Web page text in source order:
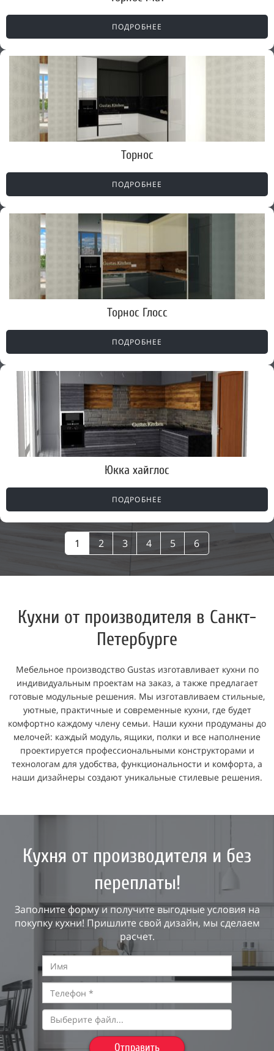
ПОДРОБНЕЕ
Торнос
ПОДРОБНЕЕ
Торнос Глосс
ПОДРОБНЕЕ
Юкка хайглос
ПОДРОБНЕЕ
1 2 3 4 5 6
Кухни от производителя в Санкт-
Петербурге
Мебельное производство Gustas изготавливает кухни по
индивидуальным проектам на заказ, а также предлагает
готовые модульные решения. Мы изготавливаем стильные,
уютные, практичные и современные кухни, где будет
комфортно каждому члену семьи. Наши кухни продуманы до
мелочей: каждый модуль, ящики, полки и все наполнение
проектируется профессиональными конструкторами и
технологам для удобства, функциональности и комфорта, а
наши дизайнеры создают уникальные стилевые решения.
Кухня от производителя и без
переплаты!
Заполните форму и получите выгодные условия на
покупку кухни! Пришлите свой дизайн, мы сделаем
расчет.
Выберите файл...
Отправить